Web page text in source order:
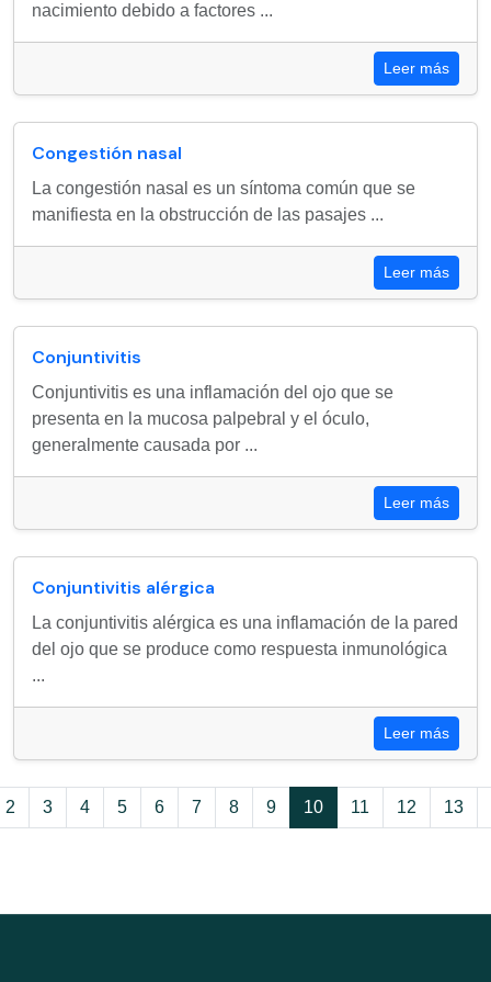
nacimiento debido a factores ...
Leer más
Congestión nasal
La congestión nasal es un síntoma común que se
manifiesta en la obstrucción de las pasajes ...
Leer más
Conjuntivitis
Conjuntivitis es una inflamación del ojo que se
presenta en la mucosa palpebral y el óculo,
generalmente causada por ...
Leer más
Conjuntivitis alérgica
La conjuntivitis alérgica es una inflamación de la pared
del ojo que se produce como respuesta inmunológica
...
Leer más
2 3 4 5 6 7 8 9 10 11 12 13